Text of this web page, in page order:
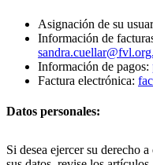
Asignación de su
Información de
Información de pagos:
Factura electrónica:
Datos personales:
Si desea ejercer su derecho